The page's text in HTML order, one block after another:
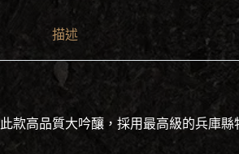
720ml
禮
盒
描述
此款高品質大吟釀，採用最高級的兵庫